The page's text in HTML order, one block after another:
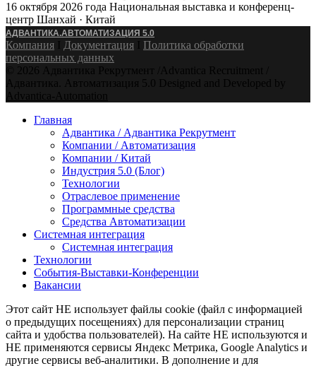
АДВАНТИКА.АВТОМАТИЗАЦИЯ 5.0
Компания Ӏ Документация Ӏ Политика обработки
персональных данных
© 2026 Адвантика Рекрутмент /Advantica Recruitment /
Адвантика. Автоматизация 5.0 Designed and Developed by
Advantica-Automation
Youtube
Email
Xing
TelegramГлавная
Адвантика / Адвантика Рекрутмент
Компании / Автоматизация
Компании / Китай
Индустрия 5.0 (Блог)
Технологии
Отраслевое применение
Программные средства
Средства Автоматизации
Системная интеграция
Системная интеграция
Технологии
События-Выставки-Конференции
Вакансии
Этот сайт НЕ использует файлы cookie (файл с информацией
о предыдущих посещениях) для персонализации страниц
сайта и удобства пользователей). На сайте НЕ используются и
НЕ применяются сервисы Яндекс Метрика, Google Analytics и
другие сервисы веб-аналитики. В дополнение и для